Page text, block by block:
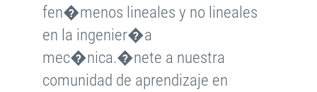
fen�menos lineales y no lineales
en la ingenier�a
mec�nica.�nete a nuestra
comunidad de aprendizaje en